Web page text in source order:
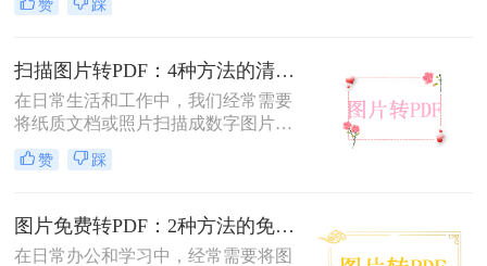
读和保护隐私等优点，因此广泛应用
转换pdf呢？本文将介绍三种将JPG图
片转换为PDF的方法。
赞 踩
扫描图片转PDF：4种方法的清晰度和文件体积对比!
在日常生活和工作中，我们经常需要
将纸质文档或照片扫描成数字图片，
并进一步将这些图片转换成PDF格
式，以便于分享、存储和查阅。那么
介绍四种将扫描图片转换成PDF的方
法。
赞 踩
图片免费转PDF：2种方法的免费额度、水印和画质对比！
在日常办公和学习中，经常需要将图